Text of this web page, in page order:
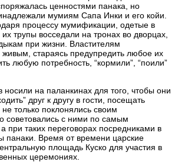
ценностями панака, но
мумиям Сапа Инки и его койи.
процессу мумификации, одетые в
трупы восседали на тронах во дворцах,
при жизни. Властителям
живым, стараясь предупредить любое их
любую потребность, “кормили”, “поили”
на паланкинах для того, чтобы они
друг к другу в гости, посещать
только поклонялись своим
советовались с ними по самым
при таких переговорах посредниками в
панаки. Время от времени царские
площадь Куско для участия в
церемониях.